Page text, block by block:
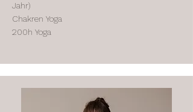
Jahr)
Chakren Yoga
200h Yoga